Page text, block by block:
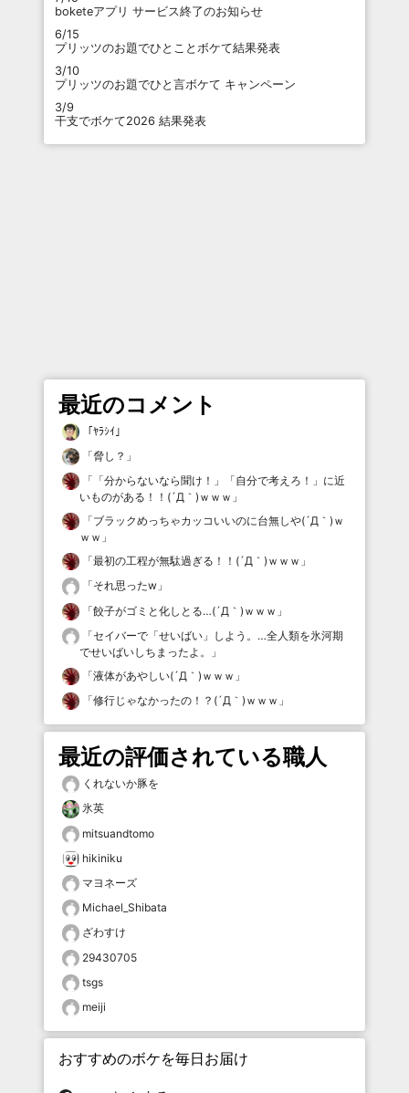
boketeアプリ サービス終了のお知らせ
6/15
プリッツのお題でひとことボケて結果発表
3/10
プリッツのお題でひと言ボケて キャンペーン
3/9
干支でボケて2026 結果発表
最近のコメント
「ﾔﾗｼｲ 」
「脅し？ 」
「 「分からないなら聞け！」「自分で考えろ！」に近
いものがある！！(´Д｀)ｗｗｗ 」
「ブラックめっちゃカッコいいのに台無しや(´Д｀)ｗ
ｗｗ 」
「最初の工程が無駄過ぎる！！(´Д｀)ｗｗｗ 」
「それ思ったw 」
「餃子がゴミと化しとる…(´Д｀)ｗｗｗ 」
「セイバーで「せいばい」しよう。…全人類を氷河期
でせいばいしちまったよ。
」
「液体があやしい(´Д｀)ｗｗｗ 」
「修行じゃなかったの！？(´Д｀)ｗｗｗ 」
最近の評価されている職人
くれないか豚を
氷英
mitsuandtomo
hikiniku
マヨネーズ
Michael_Shibata
ざわすけ
29430705
tsgs
meiji
おすすめのボケを毎日お届け